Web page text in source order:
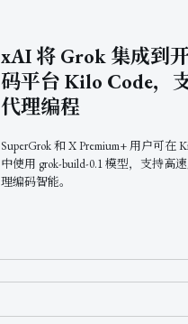
xAI 将 Grok 集成到
码平台 Kilo Code，
代理编程
SuperGrok 和 X Premium+ 用户可在
中使用 grok-build-0.1 模型，支持高
理编码智能。